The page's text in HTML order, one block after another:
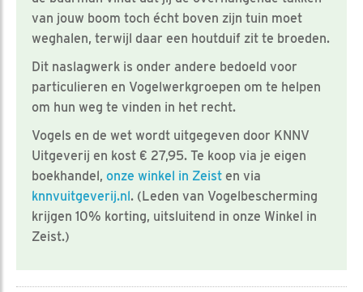
van jouw boom toch écht boven zijn tuin moet
weghalen, terwijl daar een houtduif zit te broeden.
Dit naslagwerk is onder andere bedoeld voor
particulieren en Vogelwerkgroepen om te helpen
om hun weg te vinden in het recht.
Vogels en de wet wordt uitgegeven door KNNV
Uitgeverij en kost € 27,95. Te koop via je eigen
boekhandel, onze winkel in Zeist en via
knnvuitgeverij.nl. (Leden van Vogelbescherming
krijgen 10% korting, uitsluitend in onze Winkel in
Zeist.)